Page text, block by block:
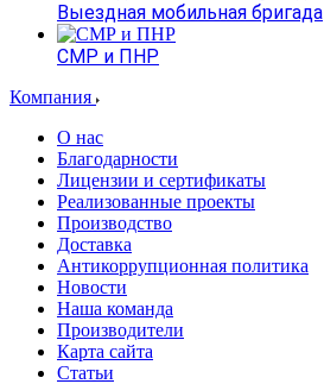
Выездная мобильная бригада
СМР и ПНР
Компания
О нас
Благодарности
Лицензии и сертификаты
Реализованные проекты
Производство
Доставка
Антикоррупционная политика
Новости
Наша команда
Производители
Карта сайта
Статьи